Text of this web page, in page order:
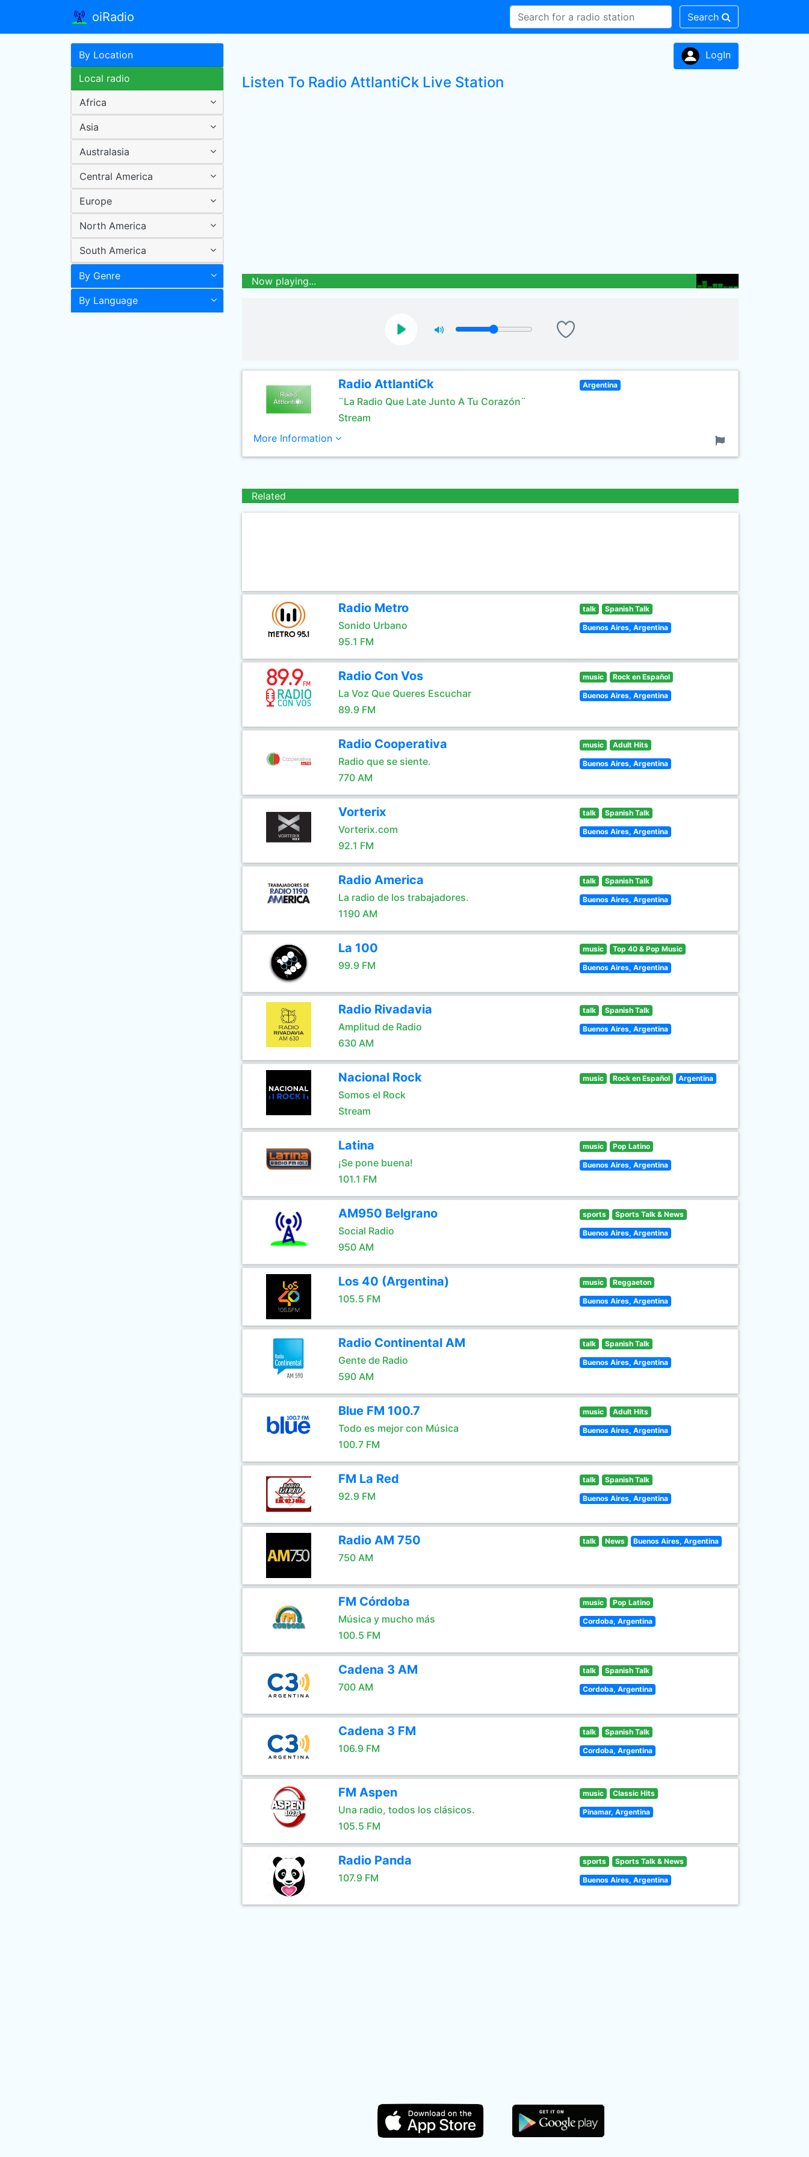
oiRadio Search
By Location
Local radio
Africa
Asia
Australasia
Central America
Europe
North America
South America
By Genre
By Language
LogIn
Listen To Radio AttlantiCk Live Station
Now playing...
Radio AttlantiCk
¨La Radio Que Late Junto A Tu Corazón¨
Stream
Argentina
More Information
Related
Radio Metro
Sonido Urbano
95.1 FM
talk Spanish Talk
Buenos Aires, Argentina
Radio Con Vos
La Voz Que Queres Escuchar
89.9 FM
music Rock en Español
Buenos Aires, Argentina
Radio Cooperativa
Radio que se siente.
770 AM
music Adult Hits
Buenos Aires, Argentina
Vorterix
Vorterix.com
92.1 FM
talk Spanish Talk
Buenos Aires, Argentina
Radio America
La radio de los trabajadores.
1190 AM
talk Spanish Talk
Buenos Aires, Argentina
La 100
99.9 FM
music Top 40 & Pop Music
Buenos Aires, Argentina
Radio Rivadavia
Amplitud de Radio
630 AM
talk Spanish Talk
Buenos Aires, Argentina
Nacional Rock
Somos el Rock
Stream
music Rock en Español Argentina
Latina
¡Se pone buena!
101.1 FM
music Pop Latino
Buenos Aires, Argentina
AM950 Belgrano
Social Radio
950 AM
sports Sports Talk & News
Buenos Aires, Argentina
Los 40 (Argentina)
105.5 FM
music Reggaeton
Buenos Aires, Argentina
Radio Continental AM
Gente de Radio
590 AM
talk Spanish Talk
Buenos Aires, Argentina
Blue FM 100.7
Todo es mejor con Música
100.7 FM
music Adult Hits
Buenos Aires, Argentina
FM La Red
92.9 FM
talk Spanish Talk
Buenos Aires, Argentina
Radio AM 750
750 AM
talk News Buenos Aires, Argentina
FM Córdoba
Música y mucho más
100.5 FM
music Pop Latino
Cordoba, Argentina
Cadena 3 AM
700 AM
talk Spanish Talk
Cordoba, Argentina
Cadena 3 FM
106.9 FM
talk Spanish Talk
Cordoba, Argentina
FM Aspen
Una radio, todos los clásicos.
105.5 FM
music Classic Hits
Pinamar, Argentina
Radio Panda
107.9 FM
sports Sports Talk & News
Buenos Aires, Argentina